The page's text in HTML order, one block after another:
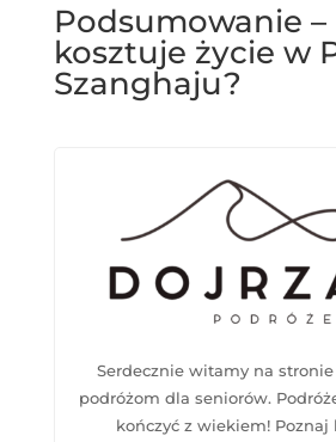
Podsumowanie –
kosztuje życie w
Szanghaju?
Serdecznie witamy na
podróżom dla seniorów.
kończyć z wiekiem! Poznaj